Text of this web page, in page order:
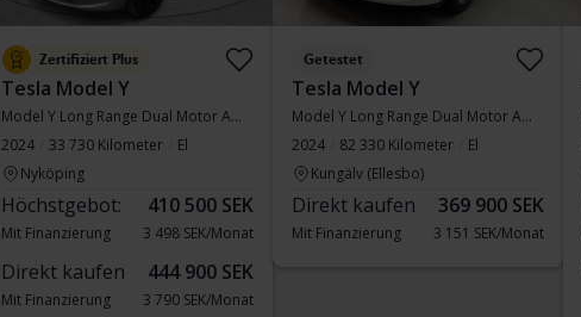
Zertifiziert Plus
Tesla Model Y
Model Y Long Range Dual Motor AWD
2024
33 730 Kilometer
El
Nyköping
Höchstgebot: 410 500 SEK
Mit Finanzierung 3 498 SEK/Monat
Direkt kaufen 444 900 SEK
Mit Finanzierung 3 790 SEK/Monat
Getestet
Tesla Model Y
Model Y Long Range Dual Motor AWD
2024
82 330 Kilometer
El
Kungälv (Ellesbo)
Direkt kaufen 369 900 SEK
Mit Finanzierung 3 151 SEK/Monat